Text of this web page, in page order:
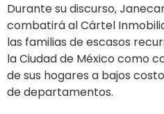
Durante su discurso,
combatirá al Cártel
las familias de escasos
la Ciudad de México como
de sus hogares a bajos
de departamentos.